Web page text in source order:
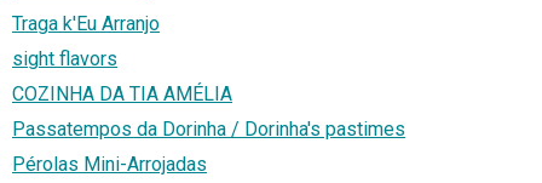
Traga k'Eu Arranjo
sight flavors
COZINHA DA TIA AMÉLIA
Passatempos da Dorinha / Dorinha's pastimes
Pérolas Mini-Arrojadas